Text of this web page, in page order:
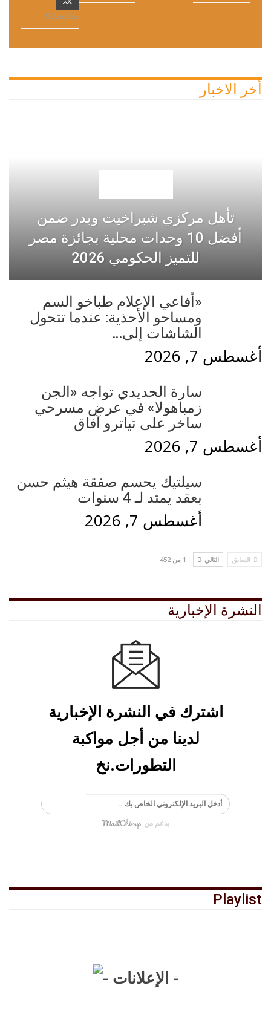
Subscribe
أخر الاخبار
تأهل مركزي شبراخيت وبدر ضمن
أفضل 10 وحدات محلية بجائزة مصر
للتميز الحكومي 2026
«أفاعي الإعلام طباخو السم
ومساحو الأحذية: عندما تتحول
الشاشات إلى…
أغسطس 7, 2026
سارة الحديدي تواجه «الجن
زمباهولا» في عرض مسرحي
ساخر على تياترو آفاق
أغسطس 7, 2026
سيلتيك يحسم صفقة هيثم حسن
بعقد يمتد لـ 4 سنوات
أغسطس 7, 2026
السابق التالي 1 من 452
النشرة الإخبارية
اشترك في النشرة الإخبارية
لدينا من أجل مواكبة
التطورات.نخ
بدعم من
Playlist